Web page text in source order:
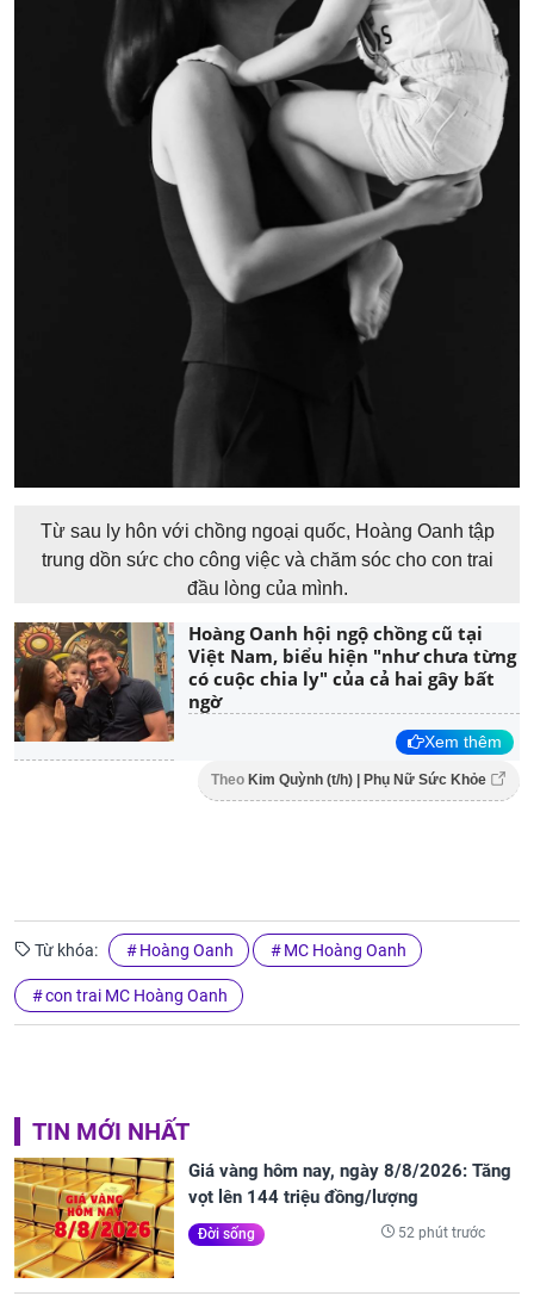
Từ sau ly hôn với chồng ngoại quốc, Hoàng Oanh tập
trung dồn sức cho công việc và chăm sóc cho con trai
đầu lòng của mình.
Hoàng Oanh hội ngộ chồng cũ tại
Việt Nam, biểu hiện "như chưa từng
có cuộc chia ly" của cả hai gây bất
ngờ
Xem thêm
Theo Kim Quỳnh (t/h) | Phụ Nữ Sức Khỏe
Từ khóa: Hoàng Oanh MC Hoàng Oanh
con trai MC Hoàng Oanh
TIN MỚI NHẤT
Giá vàng hôm nay, ngày 8/8/2026: Tăng
vọt lên 144 triệu đồng/lượng
Đời sống 52 phút trước